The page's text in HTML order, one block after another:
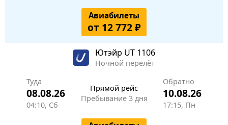
Авиабилеты
от 12 772 ₽
Ютэйр UT 1106
Ночной перелёт
Туда
08.08.26
04:10, Сб
Прямой рейс
Пребывание 3 дня
Обратно
10.08.26
17:15, Пн